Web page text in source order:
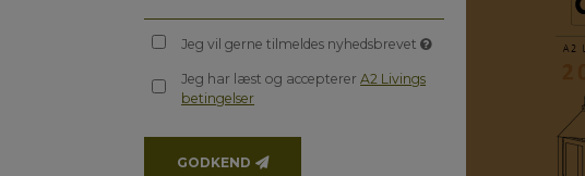
Jeg vil gerne tilmeldes nyhedsbrevet
Jeg har læst og acceptererA2 Livings
betingelser
GODKEND